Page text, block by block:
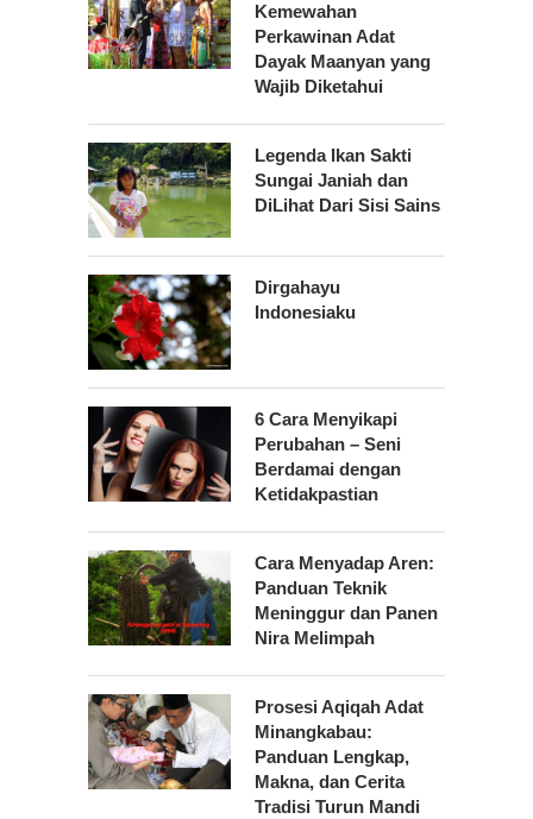
Kemewahan
Perkawinan Adat
Dayak Maanyan yang
Wajib Diketahui
Legenda Ikan Sakti
Sungai Janiah dan
DiLihat Dari Sisi Sains
Dirgahayu
Indonesiaku
6 Cara Menyikapi
Perubahan – Seni
Berdamai dengan
Ketidakpastian
Cara Menyadap Aren:
Panduan Teknik
Meninggur dan Panen
Nira Melimpah
Prosesi Aqiqah Adat
Minangkabau:
Panduan Lengkap,
Makna, dan Cerita
Tradisi Turun Mandi